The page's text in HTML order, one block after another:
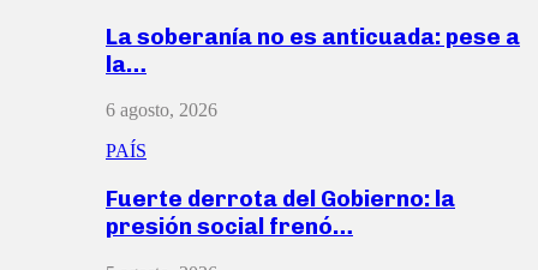
La soberanía no es anticuada: pese a
la…
6 agosto, 2026
PAÍS
Fuerte derrota del Gobierno: la
presión social frenó…